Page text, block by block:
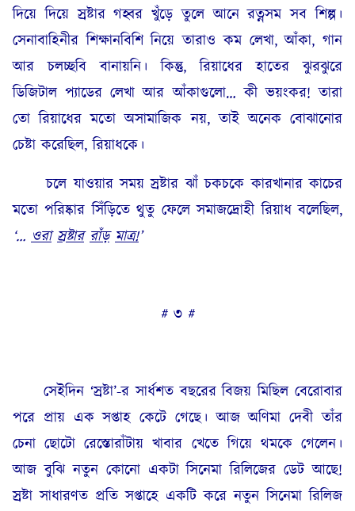
দিয়ে দিয়ে স্রষ্টার গহ্বর খুঁড়ে তুলে আনে রত্নসম সব শিল্প।
সেনাবাহিনীর শিক্ষানবিশি নিয়ে তারাও কম লেখা, আঁকা, গান
আর চলচ্ছবি বানায়নি। কিন্তু, রিয়াধের হাতের ঝুরঝুরে
ডিজিটাল প্যাডের লেখা আর আঁকাগুলো… কী ভয়ংকর! তারা
তো রিয়াধের মতো অসামাজিক নয়, তাই অনেক বোঝানোর
চেষ্টা করেছিল, রিয়াধকে।
চলে যাওয়ার সময় স্রষ্টার ঝাঁ চকচকে কারখানার কাচের
মতো পরিষ্কার সিঁড়িতে থুতু ফেলে সমাজদ্রোহী রিয়াধ বলেছিল,
‘… ওরা স্রষ্টার রাঁড় মাত্র!’
# ৩ #
সেইদিন ‘স্রষ্টা’-র সার্ধশত বছরের বিজয় মিছিল বেরোবার
পরে প্রায় এক সপ্তাহ কেটে গেছে। আজ অণিমা দেবী তাঁর
চেনা ছোটো রেস্তোরাঁটায় খাবার খেতে গিয়ে থমকে গেলেন।
আজ বুঝি নতুন কোনো একটা সিনেমা রিলিজের ডেট আছে!
স্রষ্টা সাধারণত প্রতি সপ্তাহে একটি করে নতুন সিনেমা রিলিজ